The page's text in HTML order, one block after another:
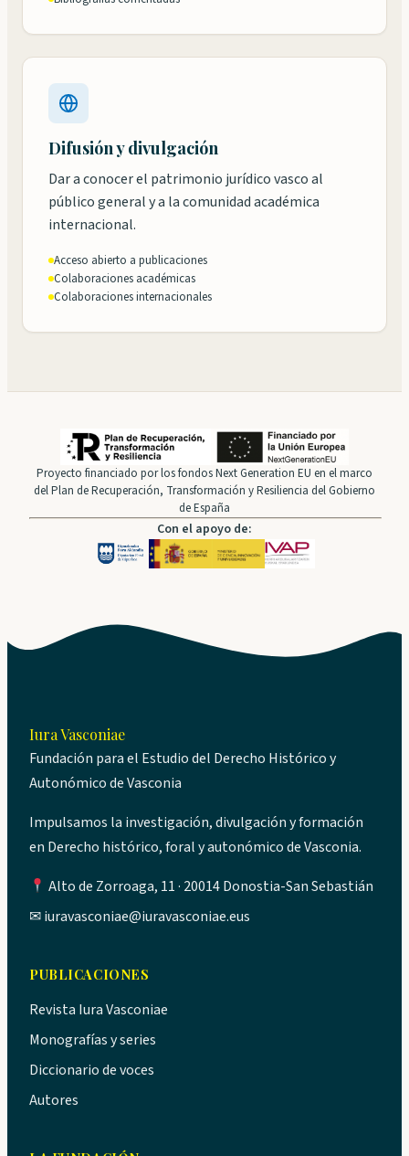
Difusión y divulgación
Dar a conocer el patrimonio jurídico vasco al
público general y a la comunidad académica
internacional.
Acceso abierto a publicaciones
Colaboraciones académicas
Colaboraciones internacionales
Proyecto financiado por los fondos Next Generation EU en el marco
del Plan de Recuperación, Transformación y Resiliencia del Gobierno
de España
Con el apoyo de:
Iura Vasconiae
Fundación para el Estudio del Derecho Histórico y
Autonómico de Vasconia
Impulsamos la investigación, divulgación y formación
en Derecho histórico, foral y autonómico de Vasconia.
Alto de Zorroaga, 11 · 20014 Donostia-San Sebastián
✉iuravasconiae@iuravasconiae.eus
PUBLICACIONES
Revista Iura Vasconiae
Monografías y series
Diccionario de voces
Autores